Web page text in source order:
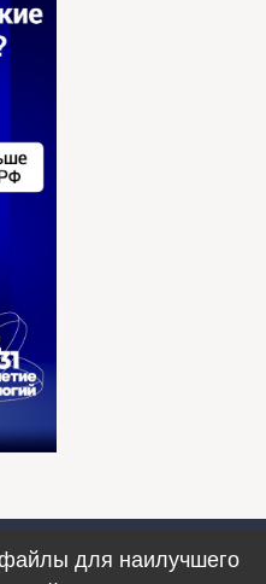
коррупции
для наилучшего